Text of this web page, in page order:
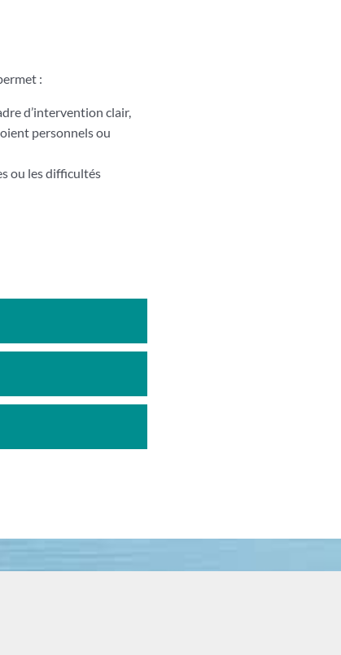
:
d’intervention clair,
personnels ou
ou les difficultés